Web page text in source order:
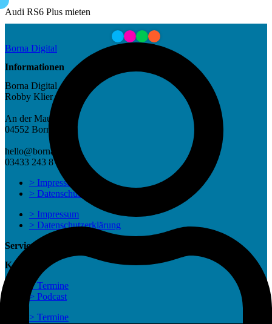
Audi RS6 Plus mieten
Borna Digital
Informationen
Borna Digital
Robby Klier
An der Mauer 8
04552 Borna
hello@borna.digital
03433 243 8 666
> Impressum
> Datenschutzerklärung
> Impressum
> Datenschutzerklärung
Service
Kostenlos
> Termine
> Podcast
> Termine